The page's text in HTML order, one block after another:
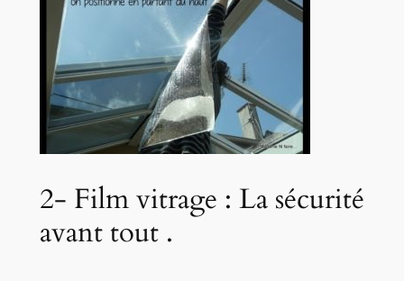
2- Film vitrage : La sécurité
avant tout .